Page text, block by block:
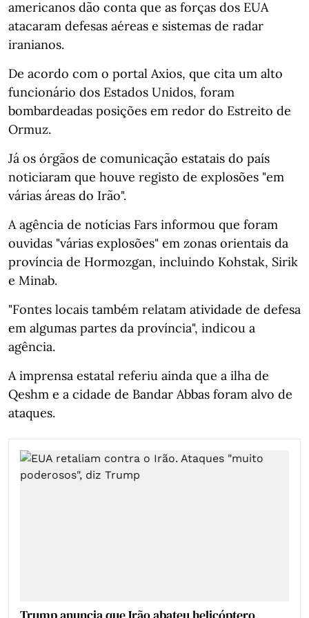
americanos dão conta que as forças dos EUA
atacaram defesas aéreas e sistemas de radar
iranianos.
De acordo com o portal Axios, que cita um alto
funcionário dos Estados Unidos, foram
bombardeadas posições em redor do Estreito de
Ormuz.
Já os órgãos de comunicação estatais do país
noticiaram que houve registo de explosões "em
várias áreas do Irão".
A agência de notícias Fars informou que foram
ouvidas "várias explosões" em zonas orientais da
província de Hormozgan, incluindo Kohstak, Sirik
e Minab.
"Fontes locais também relatam atividade de defesa
em algumas partes da província", indicou a
agência.
A imprensa estatal referiu ainda que a ilha de
Qeshm e a cidade de Bandar Abbas foram alvo de
ataques.